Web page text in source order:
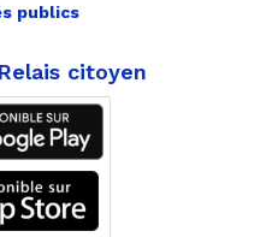
publics
citoyen